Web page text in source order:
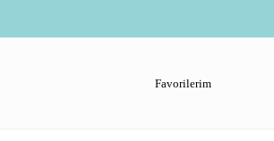
Favorilerim